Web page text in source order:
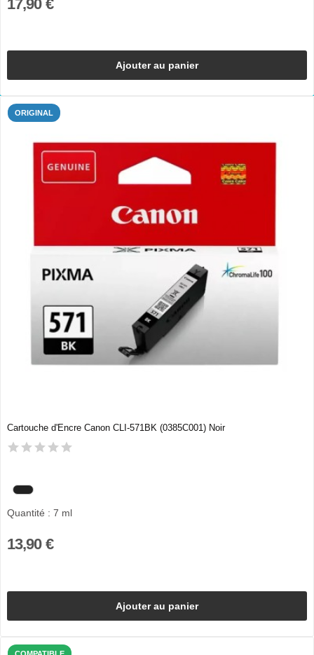
17,90 €
Ajouter au panier
ORIGINAL
Cartouche d'Encre Canon CLI-571BK (0385C001) Noir
Quantité : 7 ml
13,90 €
Ajouter au panier